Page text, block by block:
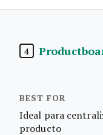
4
Ideal para
producto